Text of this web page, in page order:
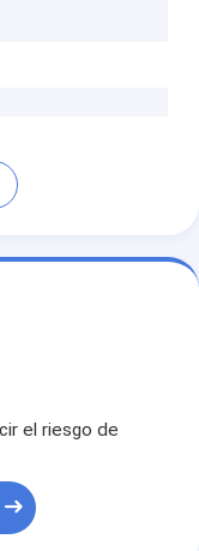
el riesgo de